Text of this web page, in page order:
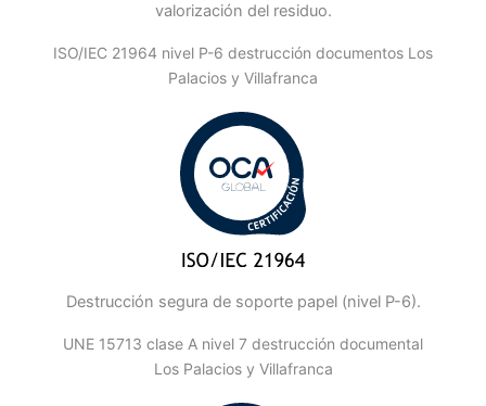
valorización del residuo.
ISO/IEC 21964 nivel P-6 destrucción documentos Los
Palacios y Villafranca
Destrucción segura de soporte papel (nivel P-6).
UNE 15713 clase A nivel 7 destrucción documental
Los Palacios y Villafranca